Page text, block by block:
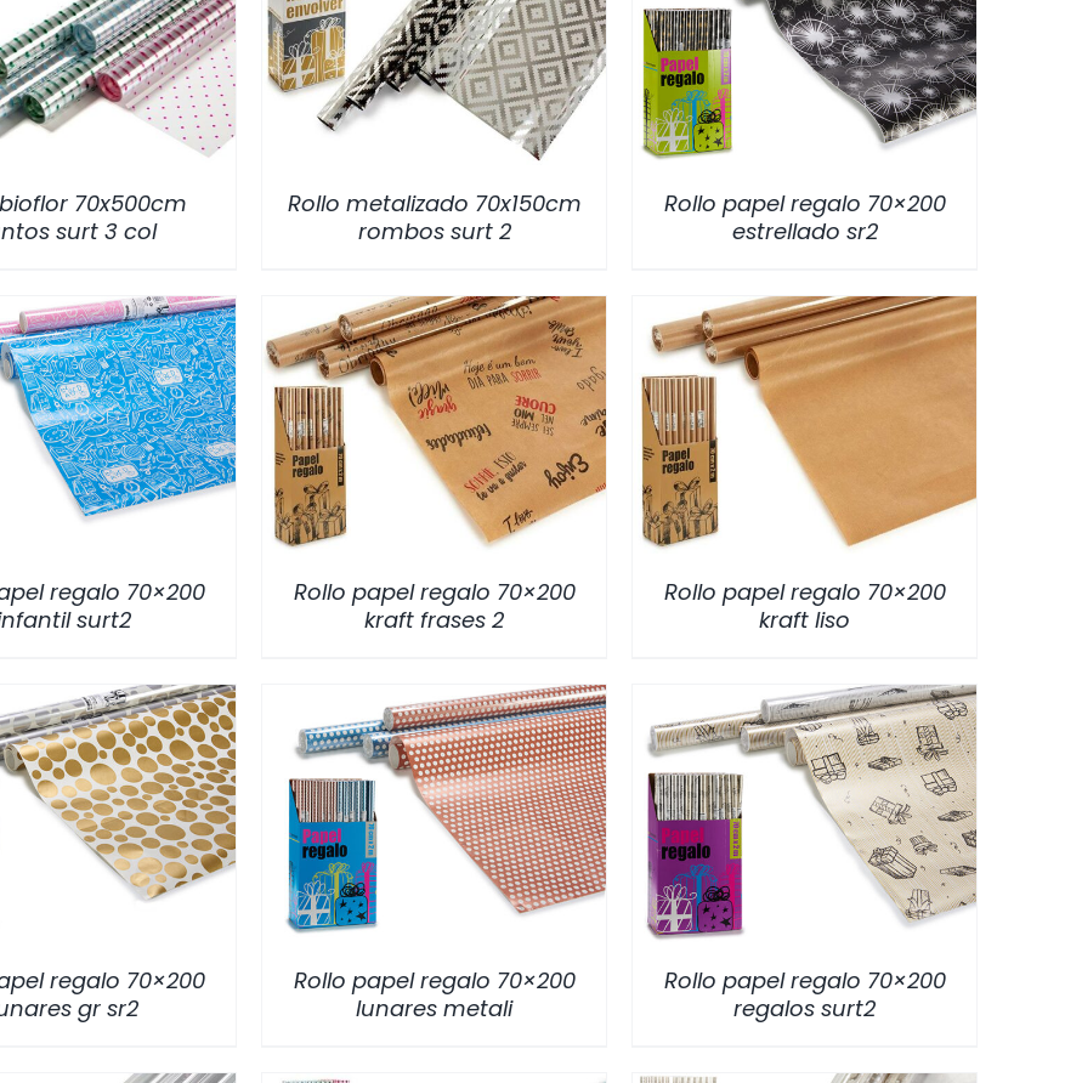
/ DETALLES
70x500cm
surt 3 col
/ DETALLES
Rollo metalizado 70x150cm
rombos surt 2
/ DETALLES
Rollo papel regalo 70×200
estrellado sr2
/ DETALLES
regalo 70×200
surt2
/ DETALLES
Rollo papel regalo 70×200
kraft frases 2
/
Rollo papel regalo 70×200
kraft liso
DETALLES
regalo 70×200
gr sr2
DETALLES
Rollo papel regalo 70×200
lunares metali
DETALLES
Rollo papel regalo 70×200
regalos surt2